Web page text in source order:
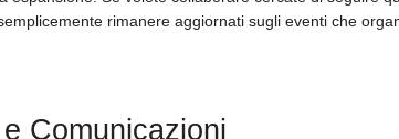
rimanere aggiornati sugli eventi che
Comunicazioni